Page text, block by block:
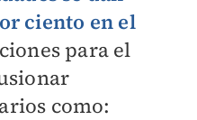
ciento en el
para el
como: